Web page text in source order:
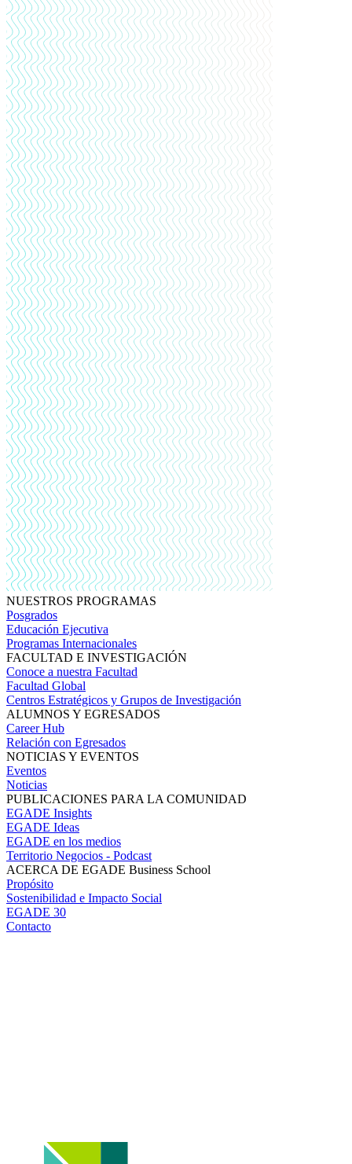
NUESTROS PROGRAMAS
Posgrados
Educación Ejecutiva
Programas Internacionales
FACULTAD E INVESTIGACIÓN
Conoce a nuestra Facultad
Facultad Global
Centros Estratégicos y Grupos de Investigación
ALUMNOS Y EGRESADOS
Career Hub
Relación con Egresados
NOTICIAS Y EVENTOS
Eventos
Noticias
PUBLICACIONES PARA LA COMUNIDAD
EGADE Insights
EGADE Ideas
EGADE en los medios
Territorio Negocios - Podcast
ACERCA DE EGADE Business School
Propósito
Sostenibilidad e Impacto Social
EGADE 30
Contacto